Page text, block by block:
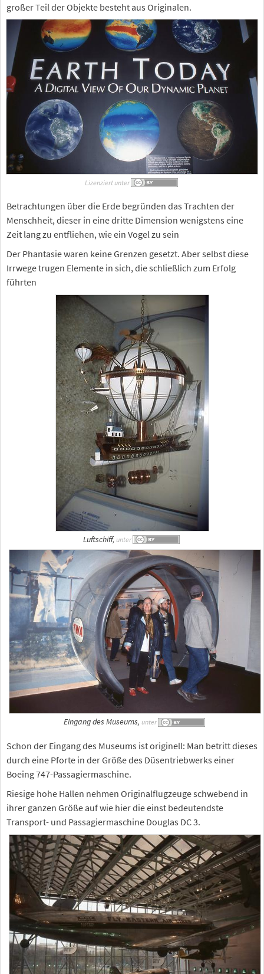
großer Teil der Objekte besteht aus Originalen.
Lizenziert unter
Betrachtungen über die Erde begründen das Trachten der
Menschheit, dieser in eine dritte Dimension wenigstens eine
Zeit lang zu entfliehen, wie ein Vogel zu sein
Der Phantasie waren keine Grenzen gesetzt. Aber selbst diese
Irrwege trugen Elemente in sich, die schließlich zum Erfolg
führten
Luftschiff, unter
Eingang des Museums, unter
Schon der Eingang des Museums ist originell: Man betritt dieses
durch eine Pforte in der Größe des Düsentriebwerks einer
Boeing 747-Passagiermaschine.
Riesige hohe Hallen nehmen Originalflugzeuge schwebend in
ihrer ganzen Größe auf wie hier die einst bedeutendste
Transport- und Passagiermaschine Douglas DC 3.